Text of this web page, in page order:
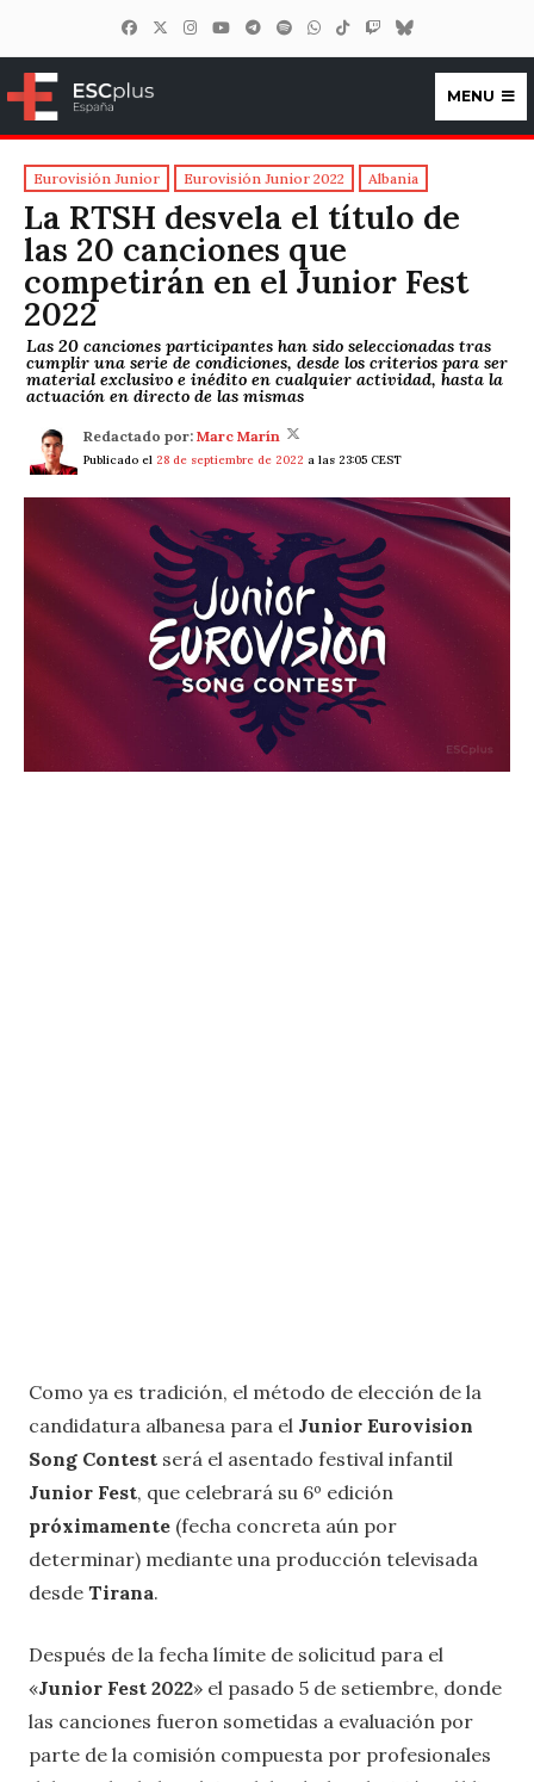
ESCplus España
MENU
Eurovisión Junior Eurovisión Junior 2022 Albania
La RTSH desvela el título de
las 20 canciones que
competirán en el Junior Fest
2022
Las 20 canciones participantes han sido seleccionadas tras
cumplir una serie de condiciones, desde los criterios para ser
material exclusivo e inédito en cualquier actividad, hasta la
actuación en directo de las mismas
Redactado por: Marc Marín
Publicado el 28 de septiembre de 2022 a las 23:05 CEST
Como ya es tradición, el método de elección de la
candidatura albanesa para el Junior Eurovision
Song Contest será el asentado festival infantil
Junior Fest, que celebrará su 6º edición
próximamente (fecha concreta aún por
determinar) mediante una producción televisada
desde Tirana.
Después de la fecha límite de solicitud para el
«Junior Fest 2022» el pasado 5 de setiembre, donde
las canciones fueron sometidas a evaluación por
parte de la comisión compuesta por profesionales